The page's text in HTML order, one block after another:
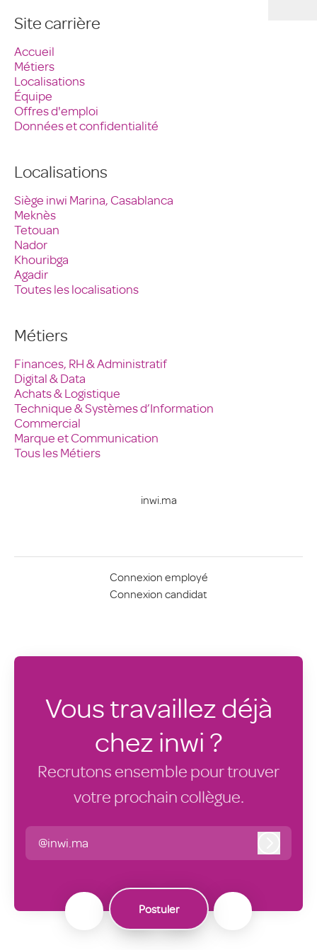
Postuler
Site carrière
Accueil
Métiers
Localisations
Équipe
Offres d'emploi
Données et confidentialité
Localisations
Siège inwi Marina, Casablanca
Meknès
Tetouan
Nador
Khouribga
Agadir
Toutes les localisations
Métiers
Finances, RH & Administratif
Digital & Data
Achats & Logistique
Technique & Systèmes d’Information
Commercial
Marque et Communication
Tous les Métiers
inwi.ma
Connexion employé
Connexion candidat
Vous travaillez déjà
chez inwi ?
Recrutons ensemble pour trouver
votre prochain collègue.
@inwi.ma